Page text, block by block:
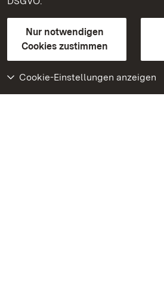
Nur notwendigen
Cookies zustimmen
Cookie-Einstellungen anzeigen
GebärdenspracheLeichte Sprache
Erklärung zur Barrierefreiheit
BITV-konform (geprüfte Seiten)
Weiteres